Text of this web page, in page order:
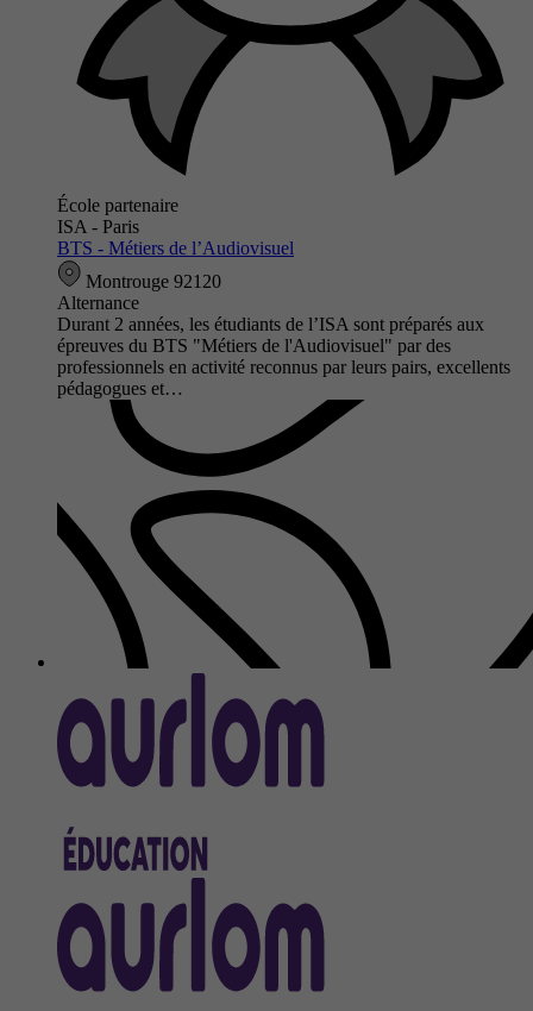
École partenaire
ISA - Paris
BTS - Métiers de l’Audiovisuel
Montrouge 92120
Alternance
Durant 2 années, les étudiants de l’ISA sont préparés aux
épreuves du BTS "Métiers de l'Audiovisuel" par des
professionnels en activité reconnus par leurs pairs, excellents
pédagogues et…